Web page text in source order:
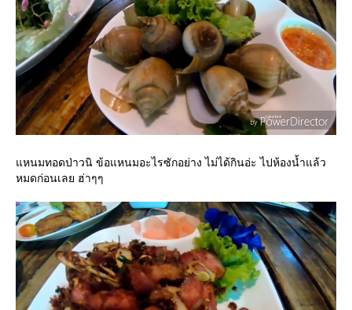
หนมทอดป่าวนิ ข้อแหนมอะไรซักอย่าง ไม่ได้กินอ่ะ ไปห้องน้ำแล้ว
หมดก่อนเลย ฮ่าๆๆ